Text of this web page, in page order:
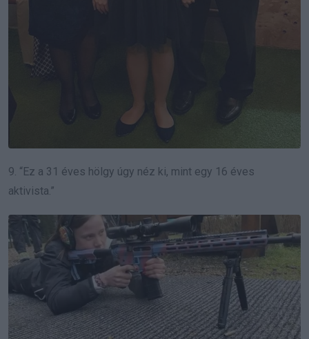
9. “Ez a 31 éves hölgy úgy néz ki, mint egy 16 éves
aktivista.”